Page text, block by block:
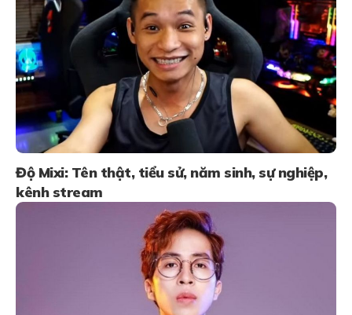
Độ Mixi: Tên thật, tiểu sử, năm sinh, sự nghiệp,
kênh stream